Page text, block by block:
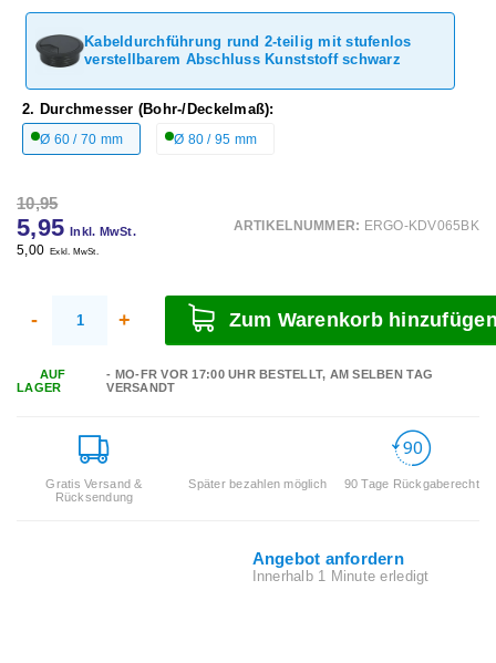
Kabeldurchführung rund 2-teilig mit stufenlos
verstellbarem Abschluss Kunststoff schwarz
2. Durchmesser (Bohr-/Deckelmaß):
Ø 60 / 70 mm Ø 80 / 95 mm
10,95
5,95 Inkl. MwSt.
5,00 Exkl. MwSt.
ARTIKELNUMMER: ERGO-KDV065BK
- + Zum Warenkorb
AUF
LAGER
- MO-FR VOR 17:00 UHR BESTELLT, AM SELBEN TAG
VERSANDT
Gratis Versand &
Rücksendung
Später bezahlen möglich 90 Tage Rückgaberecht
Angebot anfordern
Innerhalb 1 Minute erledigt